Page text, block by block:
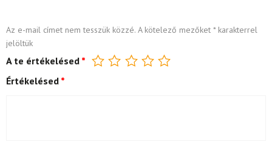
Az e-mail címet nem tesszük közzé. A kötelező mezőket *karakterrel
jelöltük
A te értékelésed *
Értékelésed *